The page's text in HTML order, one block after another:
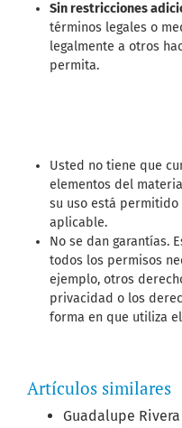
Sin restricciones
términos legales o
legalmente a otros
permita.
Usted no tiene que
elementos del
su uso está
aplicable.
No se dan garantías.
todos los permisos
ejemplo, otros
privacidad o los
forma en que utiliza
Artículos similares
Guadalupe